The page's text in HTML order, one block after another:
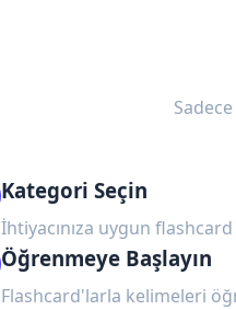
Kategori Seçin
İhtiyacınıza uygun
Öğrenmeye Başlayın
Flashcard'larla kelimeleri